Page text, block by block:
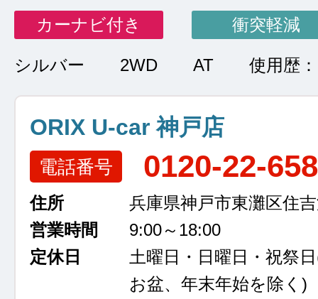
カーナビ付き 衝突軽減
シルバー 2WD AT 使用歴
ORIX U-car 神戸店
電話番号 0120-22-
住所
兵庫県神戸市東灘区住
営業時間
9:00～18:00
定休日
土曜日・日曜日・祝祭日
お盆、年末年始を除く)